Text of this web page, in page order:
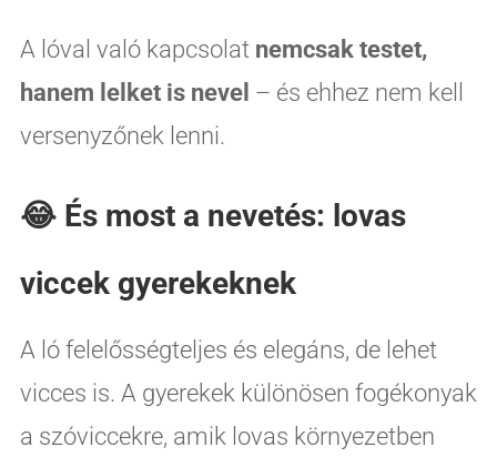
A lóval való kapcsolat nemcsak testet,
hanem lelket is nevel – és ehhez nem kell
versenyzőnek lenni.
😂 És most a nevetés: lovas
viccek gyerekeknek
A ló felelősségteljes és elegáns, de lehet
vicces is. A gyerekek különösen fogékonyak
a szóviccekre, amik lovas környezetben